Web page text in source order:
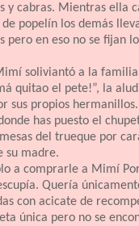
y cabras. Mientras ella
popelín los demás
pero en eso no se fijan
soliviantó a la
quitao el pete!”, la
sus propios hermanillos.
has puesto el
del trueque por
su madre.
a comprarle a Mimí
Quería
con acicate de
única pero no se